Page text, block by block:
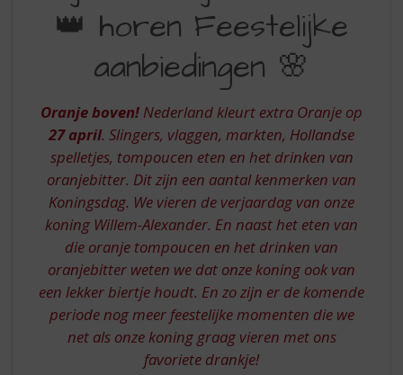
HOREN
FEESTELIJKE
AANBIEDINGEN
👑 horen Feestelijke
aanbiedingen 🌸
Oranje boven! Nederland kleurt extra Oranje op
27 april. Slingers, vlaggen, markten, Hollandse
spelletjes, tompoucen eten en het drinken van
oranjebitter. Dit zijn een aantal kenmerken van
Koningsdag. We vieren de verjaardag van onze
koning Willem-Alexander. En naast het eten van
die oranje tompoucen en het drinken van
oranjebitter weten we dat onze koning ook van
een lekker biertje houdt. En zo zijn er de komende
periode nog meer feestelijke momenten die we
net als onze koning graag vieren met ons
favoriete drankje!